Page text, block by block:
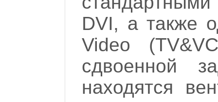
DVI, а также
Video
сдвоенной
находятся